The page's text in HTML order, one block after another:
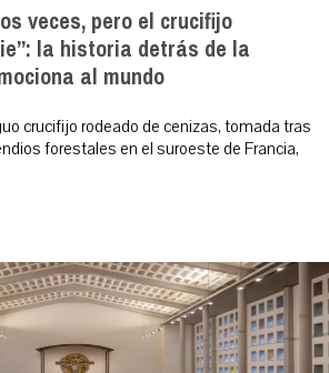
veces, pero el crucifijo
la historia detrás de la
al mundo
crucifijo rodeado de cenizas, tomada tras
forestales en el suroeste de Francia,